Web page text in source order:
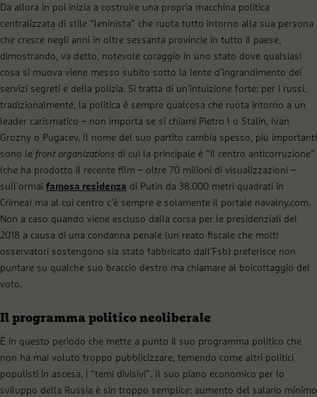
Da allora in poi inizia a costruire una propria macchina politica
centralizzata di stile “leninista” che ruota tutto intorno alla sua persona
che cresce negli anni in oltre sessanta provincie in tutto il paese,
dimostrando, va detto, notevole coraggio in uno stato dove qualsiasi
cosa si muova viene messo subito sotto la lente d’ingrandimento dei
servizi segreti e della polizia. Si tratta di un’intuizione forte: per i russi,
tradizionalmente, la politica è sempre qualcosa che ruota intorno a un
leader carismatico – non importa se si chiami Pietro I o Stalin, Ivan
Grozny o Pugacev. Il nome del suo partito cambia spesso, più importanti
sono le front organizations di cui la principale è “il centro anticorruzione”
(che ha prodotto il recente film – oltre 70 milioni di visualizzazioni –
sull’ormai famosa residenza di Putin da 38.000 metri quadrati in
Crimea) ma al cui centro c’è sempre e solamente il portale navalny.com.
Non a caso quando viene escluso dalla corsa per le presidenziali del
2018 a causa di una condanna penale (un reato fiscale che molti
osservatori sostengono sia stato fabbricato dall’Fsb) preferisce non
puntare su qualche suo braccio destro ma chiamare al boicottaggio del
voto.
Il programma politico neoliberale
È in questo periodo che mette a punto il suo programma politico che
non ha mai voluto troppo pubblicizzare, temendo come altri politici
populisti in ascesa, i “temi divisivi”. Il suo piano economico per lo
sviluppo della Russia è sin troppo semplice: aumento del salario minimo